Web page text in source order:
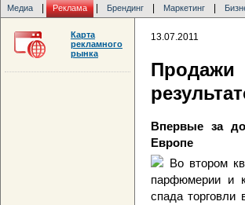
Медиа Реклама Брендинг Маркетинг
13.07.2011
Продажи
Впервые за
Европе
Во втором
парфюмерии и
спада
Карта
рекламного
рынка